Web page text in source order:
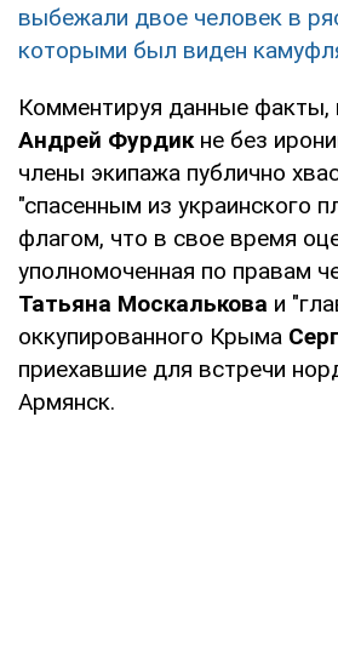
выбежали двое человек в
которыми был виден
Комментируя данные факты,
Андрей Фурдикне без
члены экипажа публично
"спасенным из украинского
флагом, что в свое время
уполномоченная по правам
Татьяна Москалькова и
оккупированного Крыма
приехавшие для встречи
Армянск.